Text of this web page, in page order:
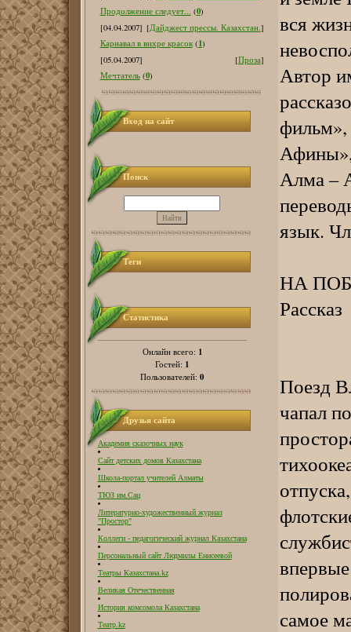
Продолжение следует... (0)
[04.04.2007] [Дайджест прессы. Казахстан.]
Карнавал в вихре красок (1)
[05.04.2007]
[Проза]
Мечтатель (0)
Вход на сайт
Поиск
Теги
Статистика
Онлайн всего: 1
Гостей: 1
Пользователей: 0
Друзья сайта
Академия сказочных наук
Сайт детских домов Казахстана
Школа-портал учителей Алматы
ТЮЗ им.Сац
Литературно-художественный журнал
"Простор"
Коллеги - педагогический журнал Казахстана
Персональный сайт Людмилы Енисеевой
Театры Казахстана.kz
Великая Отечественная
История комсомола Казахстана
Театр.kz
вся
Автор
Алма –
язык.
НА
Рассказ
Поезд
чапал
самое